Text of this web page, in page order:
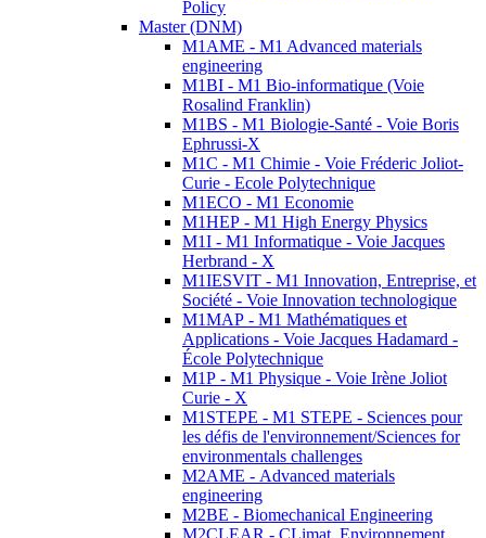
Policy
Master (DNM)
M1AME - M1 Advanced materials
engineering
M1BI - M1 Bio-informatique (Voie
Rosalind Franklin)
M1BS - M1 Biologie-Santé - Voie Boris
Ephrussi-X
M1C - M1 Chimie - Voie Fréderic Joliot-
Curie - Ecole Polytechnique
M1ECO - M1 Economie
M1HEP - M1 High Energy Physics
M1I - M1 Informatique - Voie Jacques
Herbrand - X
M1IESVIT - M1 Innovation, Entreprise, et
Société - Voie Innovation technologique
M1MAP - M1 Mathématiques et
Applications - Voie Jacques Hadamard -
École Polytechnique
M1P - M1 Physique - Voie Irène Joliot
Curie - X
M1STEPE - M1 STEPE - Sciences pour
les défis de l'environnement/Sciences for
environmentals challenges
M2AME - Advanced materials
engineering
M2BE - Biomechanical Engineering
M2CLEAR - CLimat, Environnement,